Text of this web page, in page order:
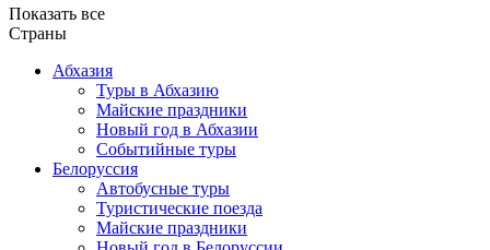
Показать все
Страны
Абхазия
Туры в Абхазию
Майские праздники
Новый год в Абхазии
Событийные туры
Белоруссия
Автобусные туры
Туристические поезда
Майские праздники